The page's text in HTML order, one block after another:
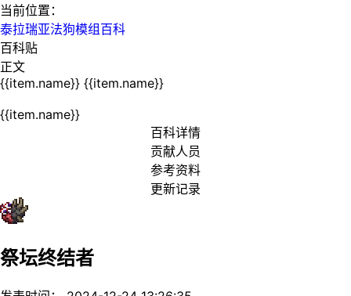
当前位置：
泰拉瑞亚法狗模组百科
百科贴
正文
{{item.name}} {{item.name}}
{{item.name}}
百科详情
贡献人员
参考资料
更新记录
祭坛终结者